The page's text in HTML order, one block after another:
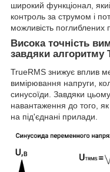
широкий функціонал,
контроль за струмом і
можливість поглиблених
Висока точність
завдяки алгоритму
TrueRMS знижує вплив
вимірювання напруги,
синусоїди. Завдяки
навантаження до того,
на під'єднані прилади.